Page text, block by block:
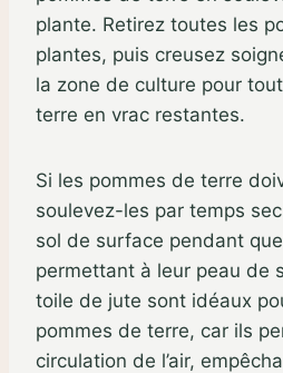
plante. Retirez toutes les
plantes, puis creusez
la zone de culture pour
terre en vrac restantes.
Si les pommes de terre
soulevez-les par temps
sol de surface pendant
permettant à leur peau de
toile de jute sont idéaux
pommes de terre, car ils
circulation de l’air,